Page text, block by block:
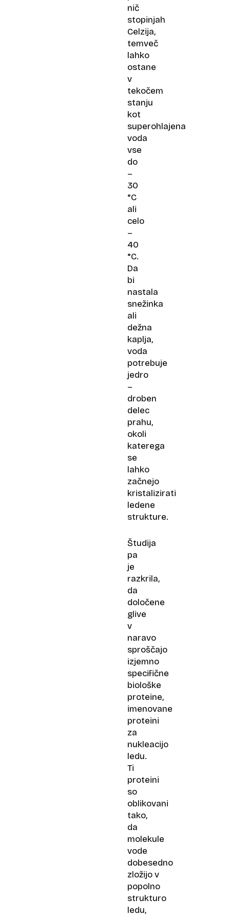
nič
stopinjah
Celzija,
temveč
lahko
ostane
v
tekočem
stanju
kot
superohlajena
voda
vse
do
–
30
°C
ali
celo
–
40
°C.
Da
bi
nastala
snežinka
ali
dežna
kaplja,
voda
potrebuje
jedro
–
droben
delec
prahu,
okoli
katerega
se
lahko
začnejo
kristalizirati
ledene
strukture.
Študija
pa
je
razkrila,
da
določene
glive
v
naravo
sproščajo
izjemno
specifične
biološke
proteine,
imenovane
proteini
za
nukleacijo
ledu.
Ti
proteini
so
oblikovani
tako,
da
molekule
vode
dobesedno
zložijo v
popolno
strukturo
ledu,